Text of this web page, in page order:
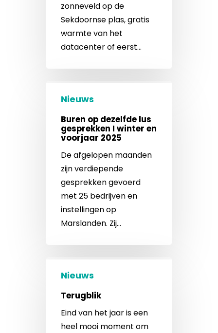
zonneveld op de
Sekdoornse plas, gratis
warmte van het
datacenter of eerst…
Nieuws
Buren op dezelfde lus
gesprekken I winter en
voorjaar 2025
De afgelopen maanden
zijn verdiepende
gesprekken gevoerd
met 25 bedrijven en
instellingen op
Marslanden. Zij…
Nieuws
Terugblik
Eind van het jaar is een
heel mooi moment om